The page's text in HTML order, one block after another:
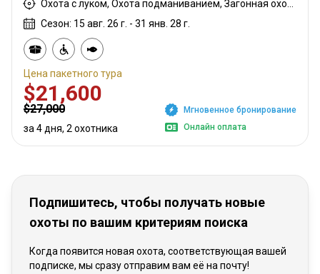
Сезон: 15 авг. 26 г. - 31 янв. 28 г.
Цена пакетного тура
$21,600
$27,000
за 4 дня, 2 охотника
Мгновенное бронирование
Онлайн оплата
Подпишитесь, чтобы получать новые
охоты по вашим критериям поиска
Когда появится новая охота, соответствующая вашей
подписке, мы сразу отправим вам её на почту!